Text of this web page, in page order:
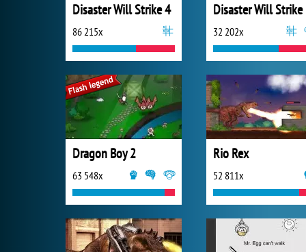
Disaster Will Strike 4
86 215x
Disaster Will Strike
32 202x
Dragon Boy 2
63 548x
Rio Rex
52 811x